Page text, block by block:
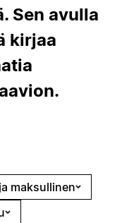
Sen avulla
kirjaa
maksullinen